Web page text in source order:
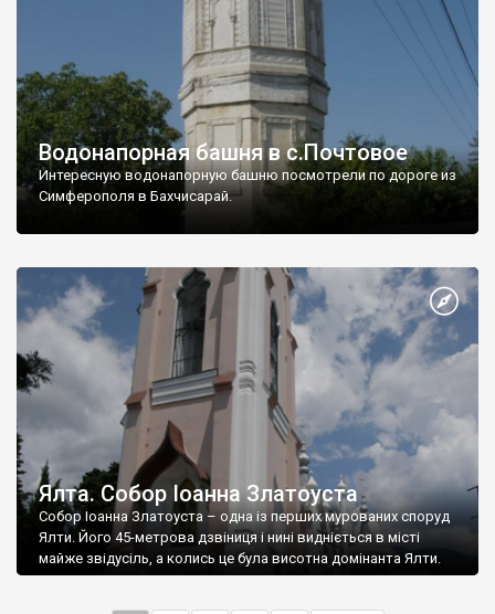
Водонапорная башня в с.Почтовое
Интересную водонапорную башню посмотрели по дороге из
Симферополя в Бахчисарай.
Ялта. Собор Іоанна Златоуста
Собор Іоанна Златоуста – одна із перших мурованих споруд
Ялти. Його 45-метрова дзвіниця і нині видніється в місті
майже звідусіль, а колись це була висотна домінанта Ялти.